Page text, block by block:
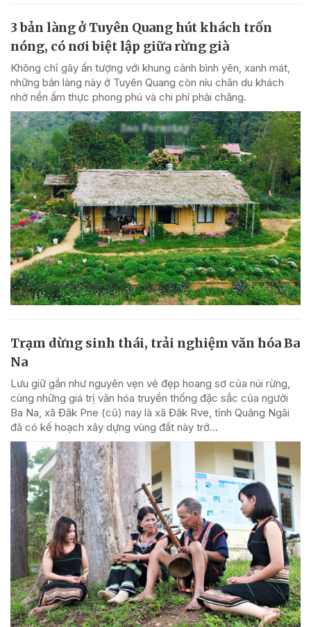
3 bản làng ở Tuyên Quang hút khách trốn
nóng, có nơi biệt lập giữa rừng già
Không chỉ gây ấn tượng với khung cảnh bình yên, xanh mát,
những bản làng này ở Tuyên Quang còn níu chân du khách
nhờ nền ẩm thực phong phú và chi phí phải chăng.
Trạm dừng sinh thái, trải nghiệm văn hóa Ba
Na
Lưu giữ gần như nguyên vẹn vẻ đẹp hoang sơ của núi rừng,
cùng những giá trị văn hóa truyền thống đặc sắc của người
Ba Na, xã Đăk Pne (cũ) nay là xã Đăk Rve, tỉnh Quảng Ngãi
đã có kế hoạch xây dựng vùng đất này trở...